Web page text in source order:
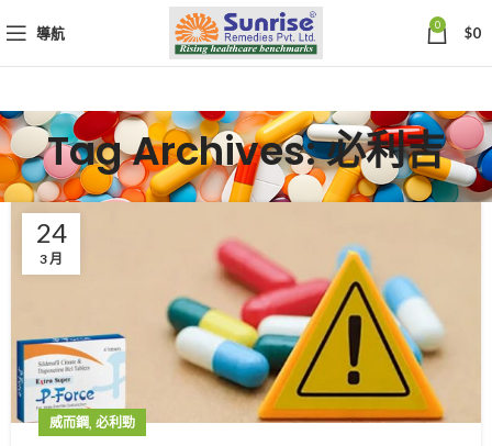
導航 0 $0
Tag Archives: 必利吉
24
3 月
威而鋼, 必利勁